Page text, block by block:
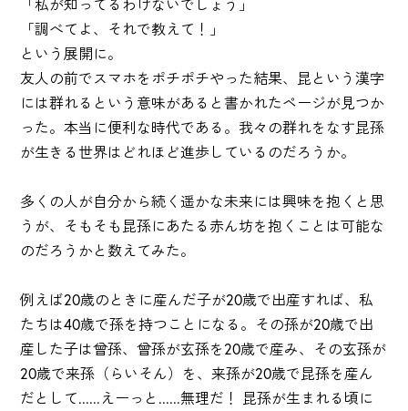
「私が知ってるわけないでしょう」
「調べてよ、それで教えて！」
という展開に。
友人の前でスマホをポチポチやった結果、昆という漢字
には群れるという意味があると書かれたページが見つか
った。本当に便利な時代である。我々の群れをなす昆孫
が生きる世界はどれほど進歩しているのだろうか。
多くの人が自分から続く遥かな未来には興味を抱くと思
うが、そもそも昆孫にあたる赤ん坊を抱くことは可能な
のだろうかと数えてみた。
例えば20歳のときに産んだ子が20歳で出産すれば、私
たちは40歳で孫を持つことになる。その孫が20歳で出
産した子は曾孫、曾孫が玄孫を20歳で産み、その玄孫が
20歳で来孫（らいそん）を、来孫が20歳で昆孫を産ん
だとして......えーっと......無理だ！ 昆孫が生まれる頃に